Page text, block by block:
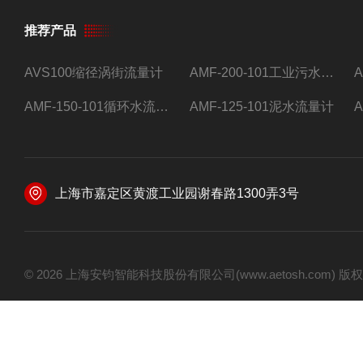
推荐产品
AVS100缩径涡街流量计 AMF-200-101工业污水流量计
AMF-150-101循环水流量计,电磁流量计 AMF-125-101泥水流量计
上海市嘉定区黄渡工业园谢春路1300弄3号
© 2026 上海安钧智能科技股份有限公司(www.aetosh.com) 版